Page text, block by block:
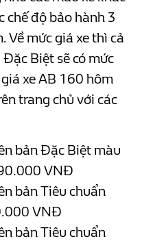
chế độ bảo hành 3
Về mức giá xe thì cả
Biệt sẽ có mức
xe AB 160 hôm
trang chủ với các
bản Đặc Biệt màu
VNĐ
bản Tiêu chuẩn
VNĐ
bản Tiêu chuẩn